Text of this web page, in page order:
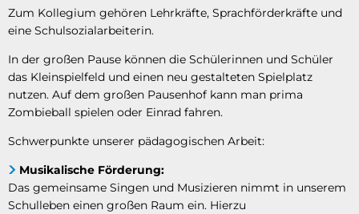
Zum Kollegium gehören Lehrkräfte, Sprachförderkräfte und
eine Schulsozialarbeiterin.
In der großen Pause können die Schülerinnen und Schüler
das Kleinspielfeld und einen neu gestalteten Spielplatz
nutzen. Auf dem großen Pausenhof kann man prima
Zombieball spielen oder Einrad fahren.
Schwerpunkte unserer pädagogischen Arbeit:
Musikalische Förderung:
Das gemeinsame Singen und Musizieren nimmt in unserem
Schulleben einen großen Raum ein. Hierzu